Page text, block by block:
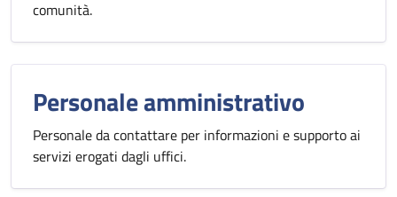
comunità.
Personale amministrativo
Personale da contattare per informazioni e supporto ai
servizi erogati dagli uffici.